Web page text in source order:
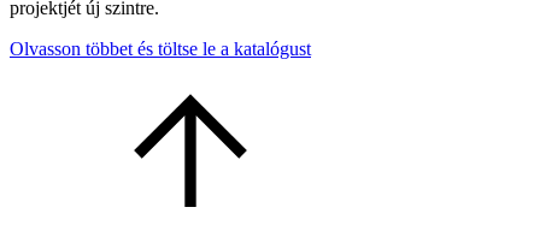
projektjét új szintre.
Olvasson többet és töltse le a katalógust